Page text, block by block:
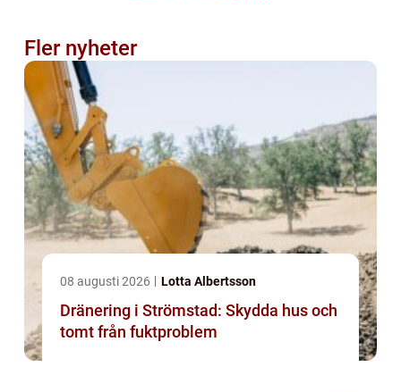
Fler nyheter
08 augusti 2026 Lotta Albertsson
Dränering i Strömstad: Skydda hus och
tomt från fuktproblem